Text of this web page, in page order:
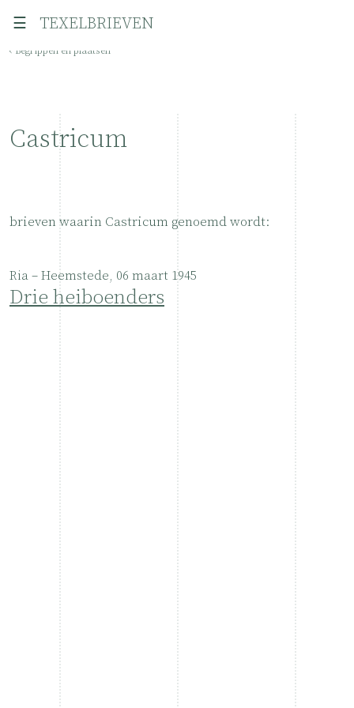
☰ TEXELBRIEVEN
‹ Begrippen en plaatsen
Castricum
brieven waarin Castricum genoemd wordt:
Ria – Heemstede, 06 maart 1945
Drie heiboenders